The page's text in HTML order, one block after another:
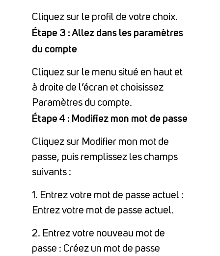
Cliquez sur le profil de votre choix.
Étape 3 : Allez dans les paramètres
du compte
Cliquez sur le menu situé en haut et
à droite de l’écran et choisissez
Paramètres du compte.
Étape 4 : Modifiez mon mot de passe
Cliquez sur Modifier mon mot de
passe, puis remplissez les champs
suivants :
1. Entrez votre mot de passe actuel :
Entrez votre mot de passe actuel.
2. Entrez votre nouveau mot de
passe : Créez un mot de passe